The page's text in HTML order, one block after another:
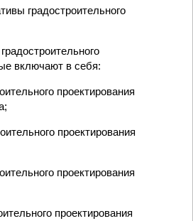
градостроительного
включают в себя:
проектирования
проектирования
проектирования
проектирования